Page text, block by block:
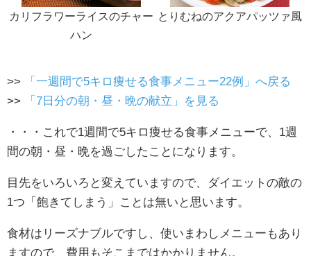
カリフラワーライスのチャー
ハン
とりむねのアクアパッツァ風
>>
「一週間で5キロ痩せる食事メニュー22例」へ戻る
>>
「7日分の朝・昼・晩の献立」を見る
・・・これで1週間で5キロ痩せる食事メニューで、1週
間の朝・昼・晩を過ごしたことになります。
目先をいろいろと変えていますので、ダイエットの敵の
1つ「飽きてしまう」ことは無いと思います。
食材はリーズナブルですし、使いまわしメニューもあり
ますので、費用もそこまではかかりません。